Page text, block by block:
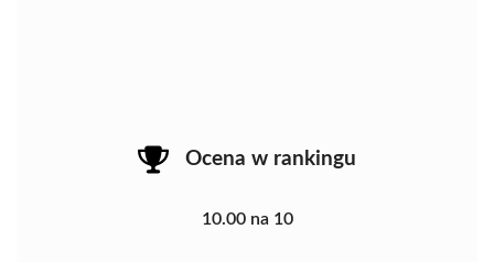
Ocena w rankingu
10.00 na 10